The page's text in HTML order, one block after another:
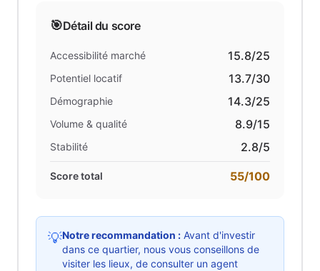
🎯Détail du score
Accessibilité marché 15.8/25
Potentiel locatif 13.7/30
Démographie 14.3/25
Volume & qualité 8.9/15
Stabilité 2.8/5
Score total 55/100
💡Notre recommandation : Avant d'investir
dans ce quartier, nous vous conseillons de
visiter les lieux, de consulter un agent